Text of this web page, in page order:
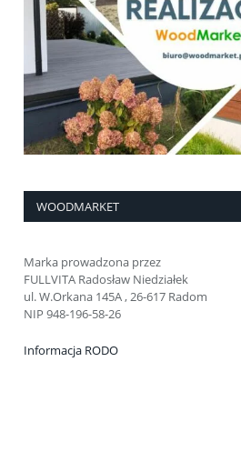
WOODMARKET
Marka prowadzona przez
FULLVITA Radosław Niedziałek
ul. W.Orkana 145A , 26-617 Radom
NIP 948-196-58-26
Informacja RODO